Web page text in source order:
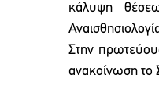
κάλυψη
Στην
ανακοίνωση το